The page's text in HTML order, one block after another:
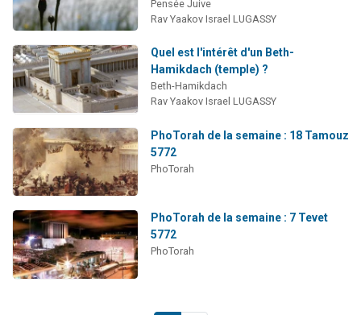
Pensée Juive
Rav Yaakov Israel LUGASSY
Quel est l'intérêt d'un Beth-
Hamikdach (temple) ?
Beth-Hamikdach
Rav Yaakov Israel LUGASSY
PhoTorah de la semaine : 18 Tamouz
5772
PhoTorah
PhoTorah de la semaine : 7 Tevet
5772
PhoTorah